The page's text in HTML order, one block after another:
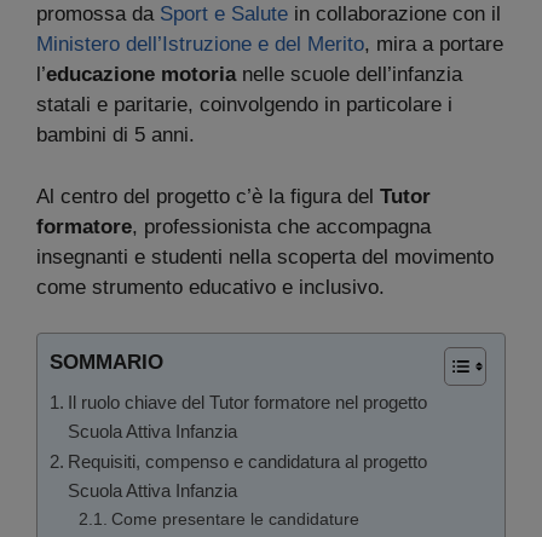
promossa da Sport e Salute in collaborazione con il
Ministero dell’Istruzione e del Merito, mira a portare
l’educazione motorianelle scuole dell’infanzia
statali e paritarie, coinvolgendo in particolare i
bambini di 5 anni.
Al centro del progetto c’è la figura del Tutor
formatore, professionista che accompagna
insegnanti e studenti nella scoperta del movimento
come strumento educativo e inclusivo.
SOMMARIO
Il ruolo chiave del Tutor formatore nel progetto
Scuola Attiva Infanzia
Requisiti, compenso e candidatura al progetto
Scuola Attiva Infanzia
Come presentare le candidature